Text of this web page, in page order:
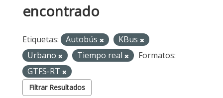
encontrado
Etiquetas: Autobús
KBus
Urbano
Tiempo real
Formatos:
GTFS-RT
Filtrar Resultados